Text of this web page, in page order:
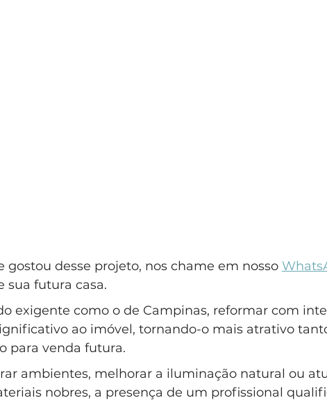
gostou desse projeto, nos chame em nosso
sua futura casa.
exigente como o de Campinas, reformar com
ao imóvel, tornando-o mais atrativo
para venda futura.
ambientes, melhorar a iluminação natural ou
nobres, a presença de um profissional